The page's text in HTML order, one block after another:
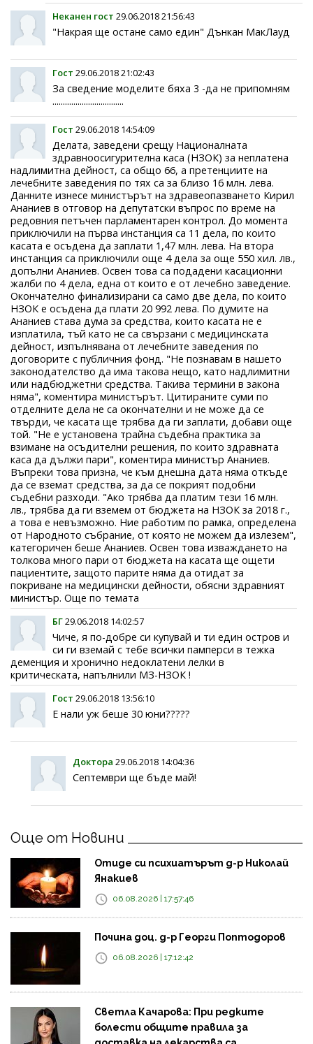
Неканен гост 29.06.2018 21:56:43
"Накрая ще остане само един" Дънкан МакЛауд
Гост 29.06.2018 21:02:43
За сведение моделите бяха 3 -да не припомням
..................................
Гост 29.06.2018 14:54:09
Делата, заведени срещу Националната
здравноосигурителна каса (НЗОК) за неплатена
надлимитна дейност, са общо 66, а претенциите на
лечебните заведения по тях са за близо 16 млн. лева.
Данните изнесе министърът на здравеопазването Кирил
Ананиев в отговор на депутатски въпрос по време на
редовния петъчен парламентарен контрол. До момента
приключили на първа инстанция са 11 дела, по които
касата е осъдена да заплати 1,47 млн. лева. На втора
инстанция са приключили още 4 дела за още 550 хил. лв.,
допълни Ананиев. Освен това са подадени касационни
жалби по 4 дела, една от които е от лечебно заведение.
Окончателно финализирани са само две дела, по които
НЗОК е осъдена да плати 20 992 лева. По думите на
Ананиев става дума за средства, които касата не е
изплатила, тъй като не са свързани с медицинската
дейност, изпълнявана от лечебните заведения по
договорите с публичния фонд. "Не познавам в нашето
законодателство да има такова нещо, като надлимитни
или надбюджетни средства. Такива термини в закона
няма", коментира министърът. Цитираните суми по
отделните дела не са окончателни и не може да се
твърди, че касата ще трябва да ги заплати, добави още
той. "Не е установена трайна съдебна практика за
взимане на осъдителни решения, по които здравната
каса да дължи пари", коментира министър Ананиев.
Въпреки това призна, че към днешна дата няма откъде
да се вземат средства, за да се покрият подобни
съдебни разходи. "Ако трябва да платим тези 16 млн.
лв., трябва да ги вземем от бюджета на НЗОК за 2018 г.,
а това е невъзможно. Ние работим по рамка, определена
от Народното събрание, от която не можем да излезем",
категоричен беше Ананиев. Освен това изваждането на
толкова много пари от бюджета на касата ще ощети
пациентите, защото парите няма да отидат за
покриване на медицински дейности, обясни здравният
министър. Още по темата
БГ29.06.2018 14:02:57
Чиче, я по-добре си купувай и ти един остров и
си ги вземай с тебе всички памперси в тежка
деменция и хронично недоклатени лелки в
критическата, напълнили МЗ-НЗОК !
Гост 29.06.2018 13:56:10
Е нали уж беше 30 юни?????
Доктора 29.06.2018 14:04:36
Септември ще бъде май!
Още от Новини
Отиде си психиатърът д-р Николай
Янакиев
06.08.2026 | 17:57:46
Почина доц. д-р Георги Поптодоров
06.08.2026 | 17:12:42
Светла Качарова: При редките
болести общите правила за